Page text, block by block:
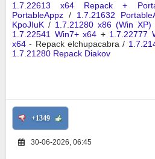
1.7.22613 x64 Repack +
PortableAppz / 1.7.21632
KpoJIuK / 1.7.21280 x86 (Win XP)
1.7.22541 Win7+ x64 + 1.7.22777
x64 - Repack elchupacabra /
1.7.21280 Repack Diakov
+1349
30-06-2026, 06:45